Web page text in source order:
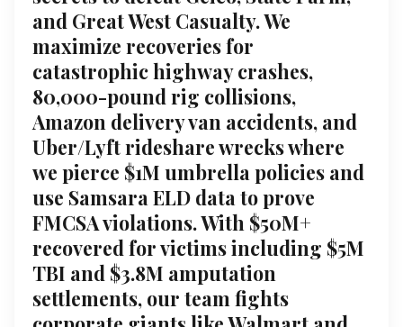
and Great West Casualty. We
maximize recoveries for
catastrophic highway crashes,
80,000-pound rig collisions,
Amazon delivery van accidents, and
Uber/Lyft rideshare wrecks where
we pierce $1M umbrella policies and
use Samsara ELD data to prove
FMCSA violations. With $50M+
recovered for victims including $5M
TBI and $3.8M amputation
settlements, our team fights